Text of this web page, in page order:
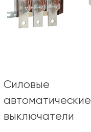
Силовые
автоматические
выключатели